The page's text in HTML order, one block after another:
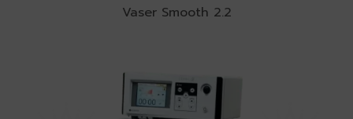
Vaser Smooth 2.2